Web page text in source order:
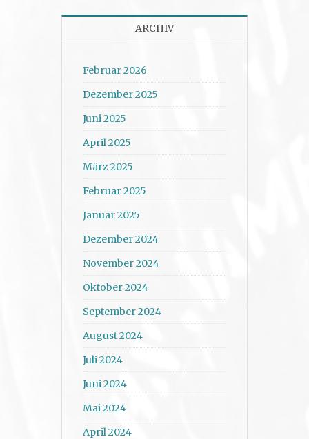
ARCHIV
Februar 2026
Dezember 2025
Juni 2025
April 2025
März 2025
Februar 2025
Januar 2025
Dezember 2024
November 2024
Oktober 2024
September 2024
August 2024
Juli 2024
Juni 2024
Mai 2024
April 2024